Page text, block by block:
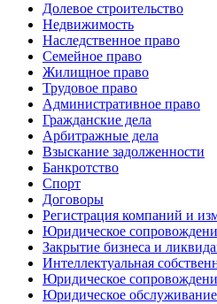
Долевое строительство
Недвижимость
Наследственное право
Семейное право
Жилищное право
Трудовое право
Административное право
Гражданские дела
Арбитражные дела
Взыскание задолженности
Банкротство
Спорт
Договоры
Регистрация компаний и
Юридическое
Закрытие бизнеса и
Интеллектуальная
Юридическое
Юридическое обслуживание